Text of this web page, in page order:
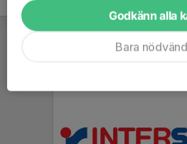
Godkänn alla
Bara